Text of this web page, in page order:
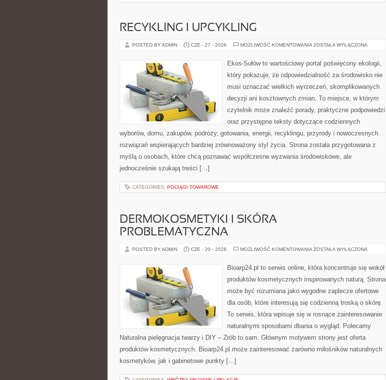
RECYKLING I UPCYKLING
POSTED BY ADMIN CZE - 27 - 2026 MOŻLIWOŚĆ KOMENTOWANIA RECYKLING
ZOSTAŁA WYŁĄCZONA
Ekos-Sułów to wartościowy portal poświęcony ekologii,
który pokazuje, że odpowiedzialność za środowisko nie
musi oznaczać wielkich wyrzeczeń, skomplikowanych
decyzji ani kosztownych zmian. To miejsce, w którym
czytelnik może znaleźć porady, praktyczne podpowiedzi
oraz przystępne teksty dotyczące codziennych
wyborów, domu, zakupów, podróży, gotowania, energii, recyklingu, przyrody i nowoczesnych
rozwiązań wspierających bardziej zrównoważony styl życia. Strona została przygotowana z
myślą o osobach, które chcą poznawać współczesne wyzwania środowiskowe, ale
jednocześnie szukają treści […]
CATEGORIES: POCIĄGI TOWAROWE
DERMOKOSMETYKI I SKÓRA
PROBLEMATYCZNA
POSTED BY ADMIN CZE - 20 - 2026 MOŻLIWOŚĆ KOMENTOWANIA DERMOKOSMETYKI
PROBLEMATYCZNA
ZOSTAŁA WYŁĄCZONA
Bioarp24.pl to serwis online, która koncentruje się wokół
produktów kosmetycznych inspirowanych naturą. Strona
może być rozumiana jako wygodne zaplecze ofertowe
dla osób, które interesują się codzienną troską o skórę.
To serwis, która wpisuje się w rosnące zainteresowanie
naturalnymi sposobami dbania o wygląd. Polecamy
Naturalna pielęgnacja twarzy i DIY – Zrób to sam. Głównym motywem strony jest oferta
produktów kosmetycznych. Bioarp24.pl może zainteresować zarówno miłośników naturalnych
kosmetyków, jak i gabinetowe punkty […]